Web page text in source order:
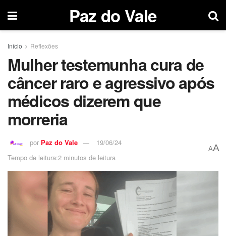
Paz do Vale
Início Reflexões
Mulher testemunha cura de
câncer raro e agressivo após
médicos dizerem que
morreria
por Paz do Vale
19/06/24
Tempo de leitura:2 minutos de leitura
AA